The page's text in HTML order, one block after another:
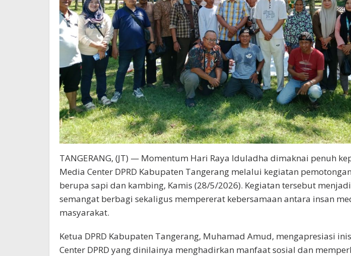
TANGERANG, (JT) — Momentum Hari Raya Iduladha dimaknai penuh
Media Center DPRD Kabupaten Tangerang melalui kegiatan
berupa sapi dan kambing, Kamis (28/5/2026). Kegiatan tersebut
semangat berbagi sekaligus mempererat kebersamaan antara insan
masyarakat.
Ketua DPRD Kabupaten Tangerang, Muhamad Amud, mengapresiasi
Center DPRD yang dinilainya menghadirkan manfaat sosial dan